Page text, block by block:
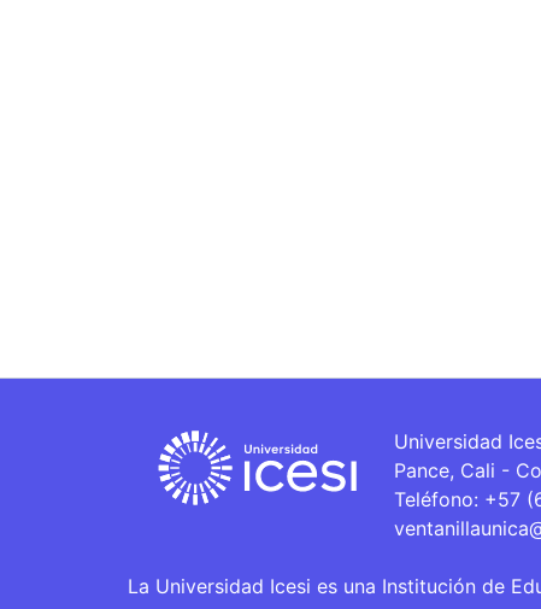
Universidad
Pance, Cali -
Teléfono: +57
La Universidad Icesi es una Institución de